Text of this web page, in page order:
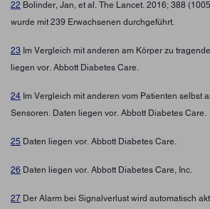
22 Bolinder, Jan, et al. The Lancet. 2016; 388
wurde mit 239 Erwachsenen durchgeführt.
23 Im Vergleich mit anderen am Körper zu
liegen vor. Abbott Diabetes Care.
24 Im Vergleich mit anderen vom Patienten selbst
Sensoren. Daten liegen vor. Abbott Diabetes Care.
25 Daten liegen vor. Abbott Diabetes Care.
26 Daten liegen vor. Abbott Diabetes Care, Inc.
27 Der Alarm bei Signalverlust wird automatisch